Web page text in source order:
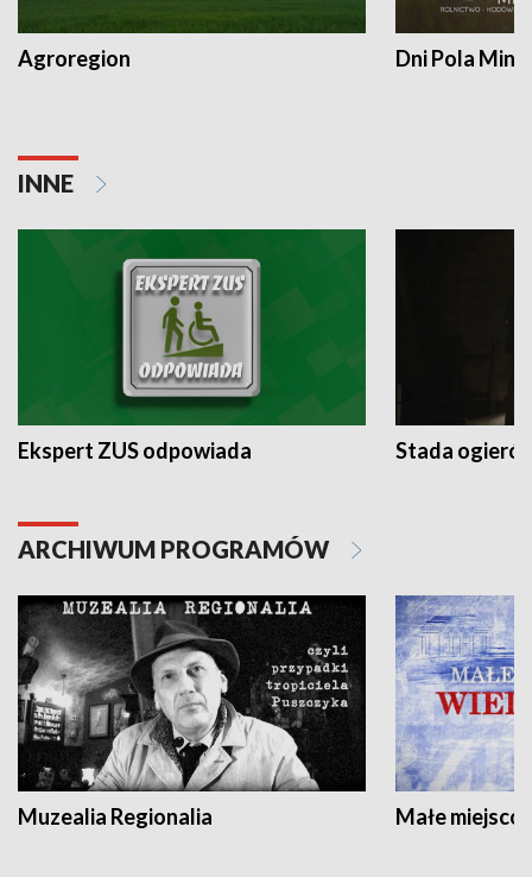
Agroregion Dni Pola
INNE
Ekspert ZUS odpowiada Stada
ARCHIWUM PROGRAMÓW
Muzealia Regionalia Małe